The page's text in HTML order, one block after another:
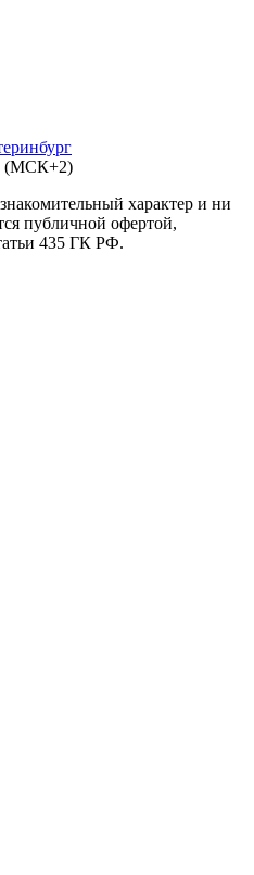
(МСК+2)
характер и ни
публичной офертой,
435 ГК РФ.